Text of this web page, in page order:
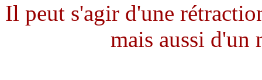
Il peut s'agir d'une
mais aussi d'un